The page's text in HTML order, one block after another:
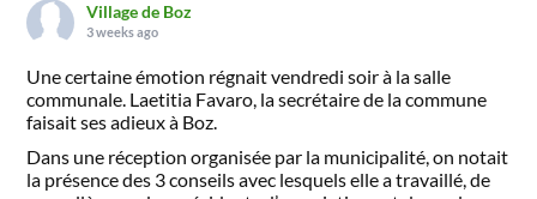
Village de Boz
3 weeks ago
Une certaine émotion régnait vendredi soir à la salle
communale. Laetitia Favaro, la secrétaire de la commune
faisait ses adieux à Boz.
Dans une réception organisée par la municipalité, on notait
la présence des 3 conseils avec lesquels elle a travaillé, de